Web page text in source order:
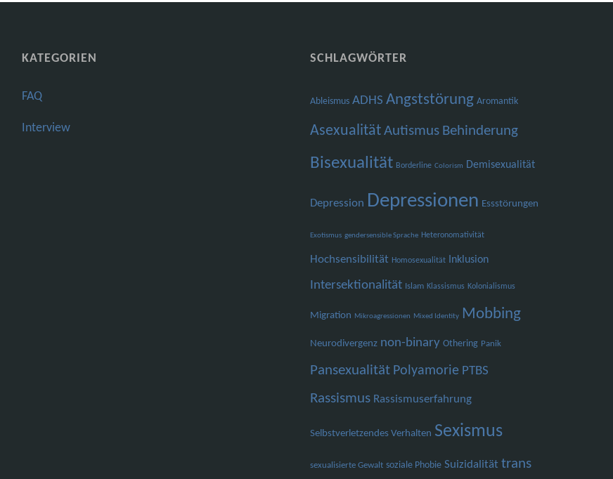
Beiträge
KATEGORIEN
FAQ
Interview
SCHLAGWÖRTER
Ableismus ADHS Angststörung Aromantik
Asexualität Autismus Behinderung
Bisexualität Borderline Colorism Demisexualität
Depression Depressionen Essstörungen
Exotismus gendersensible Sprache Heteronomativität
Hochsensibilität Homosexualität Inklusion
Intersektionalität Islam Klassismus Kolonialismus
Migration Mikroagressionen Mixed Identity Mobbing
Neurodivergenz non-binary Othering Panik
Pansexualität Polyamorie PTBS
Rassismus Rassismuserfahrung
Selbstverletzendes Verhalten Sexismus
sexualisierte Gewalt soziale Phobie Suizidalität trans